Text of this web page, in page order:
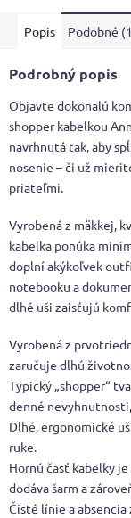
Popis Podobné
Podrobný popis
Objavte dokonalú
shopper kabelkou
navrhnutá tak, aby
nosenie – či už
priateľmi.
Vyrobená z mäkkej,
kabelka ponúka
doplní akýkoľvek
notebooku a
dlhé uši zaisťujú
Vyrobená z
zaručuje dlhú
Typický „shopper“
denné
Dlhé, ergonomické
ruke.
Hornú časť kabelky
dodáva šarm a
Čisté línie a